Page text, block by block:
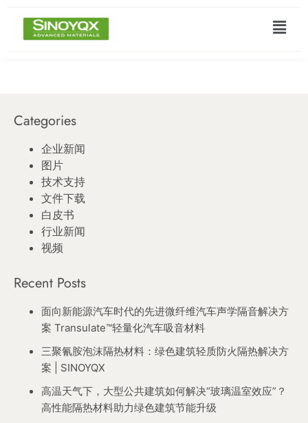
Categories
企业新闻
图片
技术支持
文件下载
白皮书
行业新闻
视频
Recent Posts
面向新能源汽车时代的先进微纤维汽车声学隔音解决方
案 Transulate™轻量化汽车吸音材料
三聚氰胺泡沫隔热材料：绿色建筑轻质防火隔热解决方
案 | SINOYQX
高温天气下，大型公共建筑如何解决“玻璃温室效应”？
高性能隔热材料助力绿色建筑节能升级